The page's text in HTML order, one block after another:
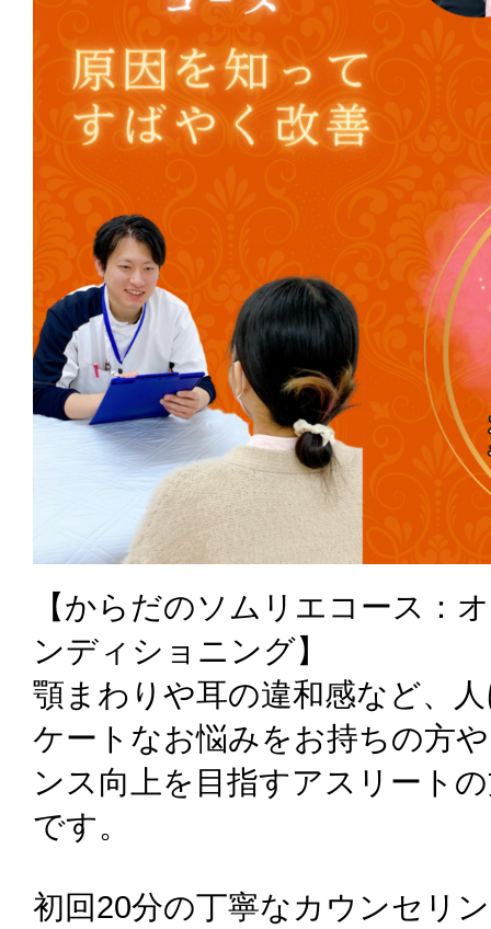
【からだのソムリエコース：
ンディショニング】
顎まわりや耳の違和感など、
ケートなお悩みをお持ちの方
ンス向上を目指すアスリート
です。
初回20分の丁寧なカウンセリ